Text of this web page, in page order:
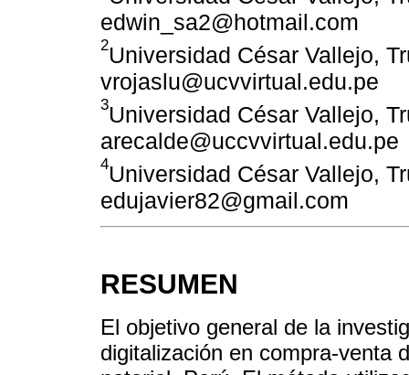
edwin_sa2@hotmail.com
2Universidad César Vallejo,
vrojaslu@ucvvirtual.edu.pe
3Universidad César Vallejo,
arecalde@uccvvirtual.edu.pe
4Universidad César Vallejo,
edujavier82@gmail.com
RESUMEN
El objetivo general de la
digitalización en compra-venta